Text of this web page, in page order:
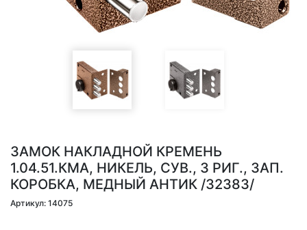
ЗАМОК НАКЛАДНОЙ КРЕМЕНЬ
1.04.51.КМА, НИКЕЛЬ, СУВ., 3 РИГ., ЗАП.
КОРОБКА, МЕДНЫЙ АНТИК /32383/
Артикул: 14075